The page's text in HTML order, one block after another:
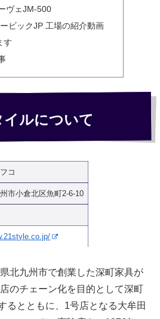
ヴェJM-500
ビックJP 工場の紹介動画
す
ルについて
コ
市小倉北区魚町2-6-10
北九州市で創業した深町家具が
のチェーン化を目的として深町
るとともに、1号店となる大牟田